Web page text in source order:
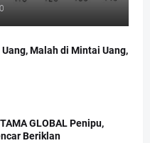
Malah di Mintai Uang,
GLOBAL Penipu,
Beriklan